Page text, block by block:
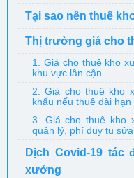
Tại sao nên thuê
Thị trường giá cho
1. Giá cho thuê kho
khu vực lân cận
2. Giá cho thuê kho
khấu nếu thuê dài hạn
3. Giá cho thuê kho
quản lý, phí duy tu
Dịch Covid-19 tác
xưởng